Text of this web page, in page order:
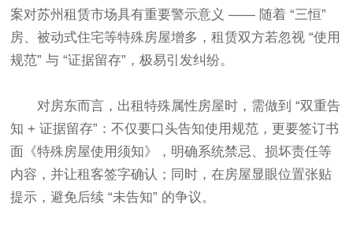
案对苏州租赁市场具有重要警示意义 —— 随着 “三恒”
房、被动式住宅等特殊房屋增多，租赁双方若忽视 “使用
规范” 与 “证据留存”，极易引发纠纷。​
对房东而言，出租特殊属性房屋时，需做到 “双重告
知 + 证据留存”：不仅要口头告知使用规范，更要签订书
面《特殊房屋使用须知》，明确系统禁忌、损坏责任等
内容，并让租客签字确认；同时，在房屋显眼位置张贴
提示，避免后续 “未告知” 的争议。​